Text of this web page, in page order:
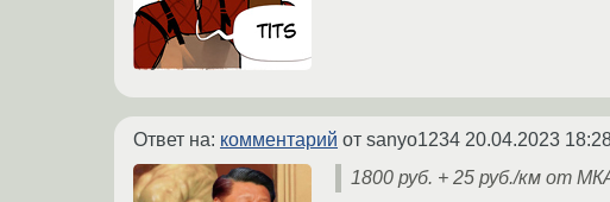
Ответ на: комментарий от sanyo1234 20.04.2023
1800 руб. + 25 руб./км от